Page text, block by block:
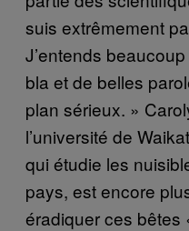
suis extrêmement
J’entends
bla et de belles
plan sérieux. »
l’université de
qui étudie les
pays, est encore
éradiquer ces bêtes